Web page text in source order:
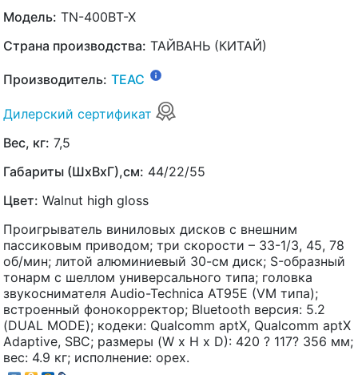
Модель: TN-400BT-X
Страна производства: ТАЙВАНЬ (КИТАЙ)
Производитель: TEAC
Дилерский сертификат
Вес, кг: 7,5
Габариты (ШхВхГ),см: 44/22/55
Цвет: Walnut high gloss
Проигрыватель виниловых дисков с внешним
пассиковым приводом; три скорости – 33-1/3, 45, 78
об/мин; литой алюминиевый 30-см диск; S-образный
тонарм с шеллом универсального типа; головка
звукоснимателя Audio-Technica AT95E (VM типа);
встроенный фонокорректор; Bluetooth версия: 5.2
(DUAL MODE); кодеки: Qualcomm aptX, Qualcomm aptX
Adaptive, SBC; размеры (W x H x D): 420 ? 117? 356 мм;
вес: 4.9 кг; исполнение: орех.